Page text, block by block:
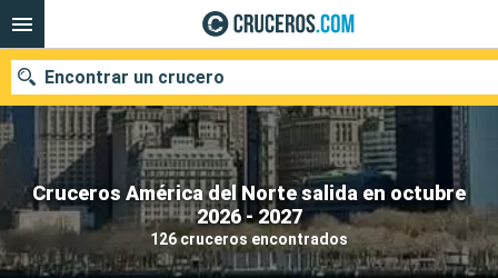
Cruceros América del Norte salida en octubre
2026 - 2027
126 cruceros encontrados
Encontrar un crucero
Nuestros destinos
Fecha de salida